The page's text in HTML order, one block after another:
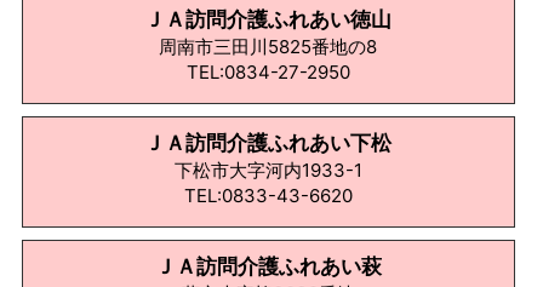
ＪＡ訪問介護ふれあい徳山
周南市三田川5825番地の8
TEL:0834-27-2950
ＪＡ訪問介護ふれあい下松
下松市大字河内1933-1
TEL:0833-43-6620
ＪＡ訪問介護ふれあい萩